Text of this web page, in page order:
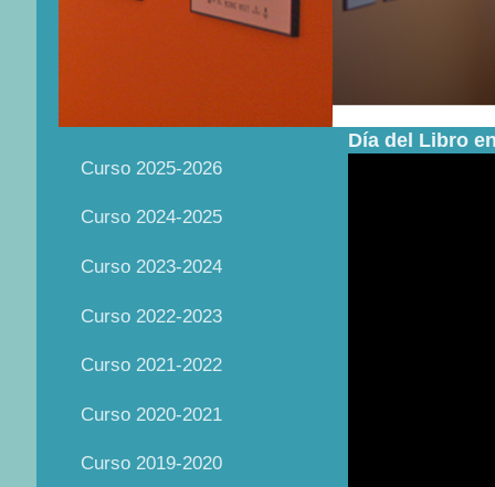
Día del Libro
Curso 2025-2026
Curso 2024-2025
Curso 2023-2024
Curso 2022-2023
Curso 2021-2022
Curso 2020-2021
Curso 2019-2020